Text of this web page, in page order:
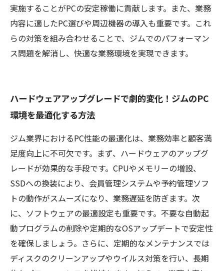
実施することがPCの安定稼働に貢献します。また、業務
内容に適したPC選びや周辺機器の導入も重要です。これ
らの対策を組み合わせることで、ジムでのパフォーマン
ス問題を解消し、快適な業務環境を実現できます。
ハードウェアアップグレードで劇的変化！ジムのPC
環境を最適化する方法
ジム業界におけるPC性能の最適化は、業務効率と顧客満
足度向上に不可欠です。まず、ハードウェアのアップグ
レードが効果的な手段です。CPUやメモリーの増設、
SSDへの換装により、会員管理システムや予約管理ソフ
トの動作がスムーズになり、業務遅延を防ぎます。次
に、ソフトウェアの最適設定も重要です。不要な自動起
動プログラムの削除や定期的なOSアップデートで安定性
を確保しましょう。さらに、定期的なメンテナンスでは
ディスクのクリーンアップやウイルス対策を行い、長期